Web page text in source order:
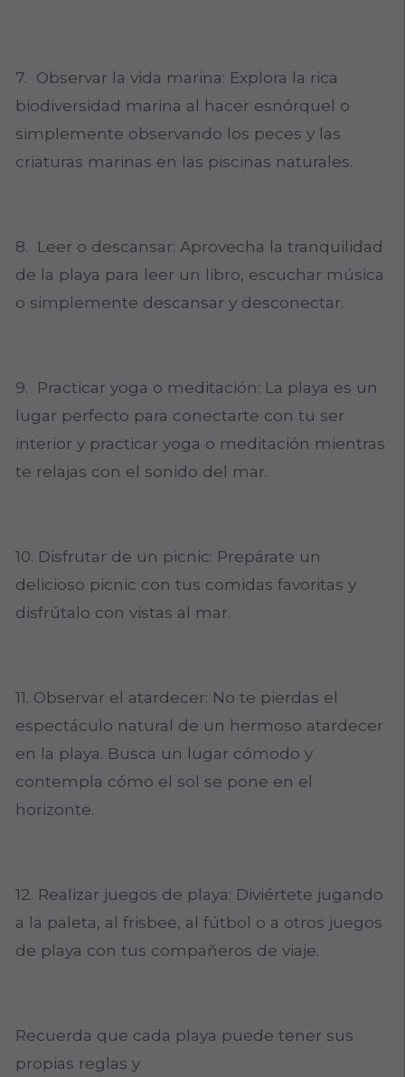
7. Observar la vida marina: Explora la rica
biodiversidad marina al hacer esnórquel o
simplemente observando los peces y las
criaturas marinas en las piscinas naturales.
8. Leer o descansar: Aprovecha la tranquilidad
de la playa para leer un libro, escuchar música
o simplemente descansar y desconectar.
9. Practicar yoga o meditación: La playa es un
lugar perfecto para conectarte con tu ser
interior y practicar yoga o meditación mientras
te relajas con el sonido del mar.
10. Disfrutar de un picnic: Prepárate un
delicioso picnic con tus comidas favoritas y
disfrútalo con vistas al mar.
11. Observar el atardecer: No te pierdas el
espectáculo natural de un hermoso atardecer
en la playa. Busca un lugar cómodo y
contempla cómo el sol se pone en el
horizonte.
12. Realizar juegos de playa: Diviértete jugando
a la paleta, al frisbee, al fútbol o a otros juegos
de playa con tus compañeros de viaje.
Recuerda que cada playa puede tener sus
propias reglas y